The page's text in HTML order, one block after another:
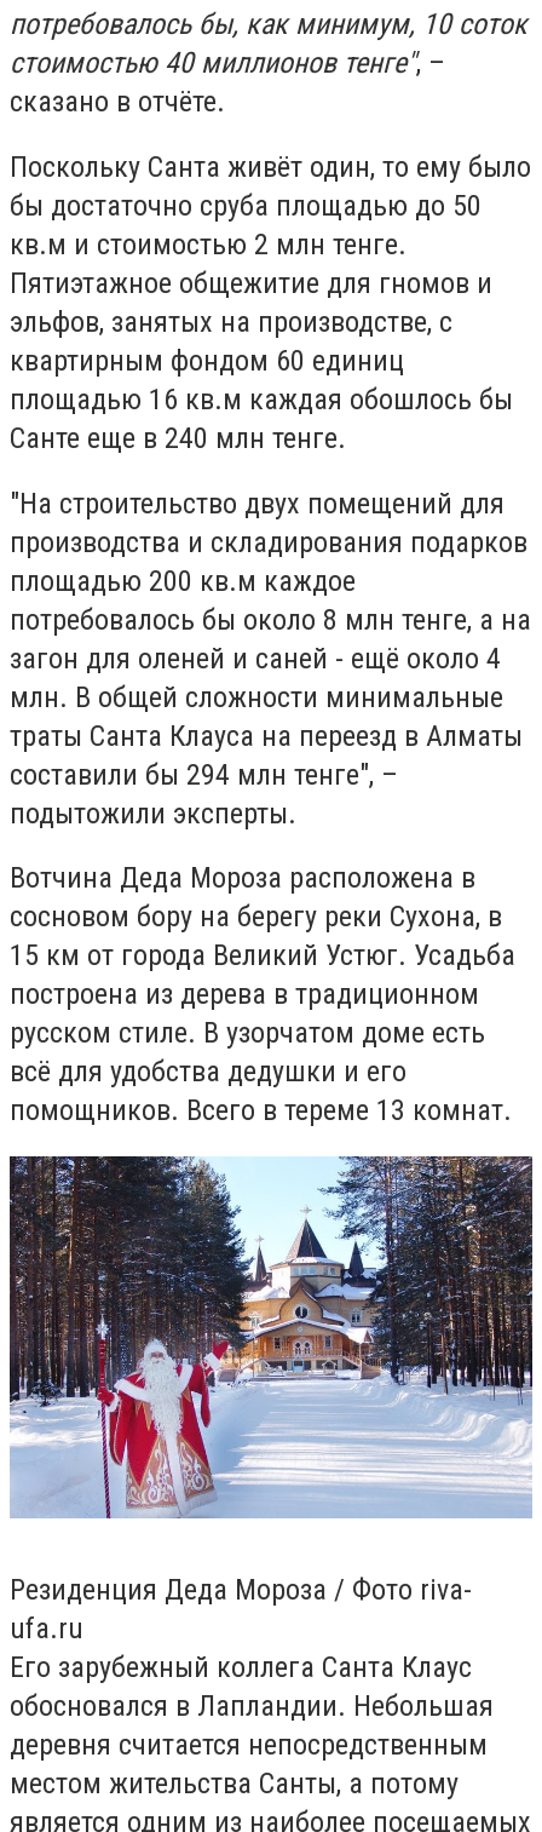
потребовалось бы, как минимум, 10 соток
стоимостью 40 миллионов тенге", –
сказано в отчёте.
Поскольку Санта живёт один, то ему было
бы достаточно сруба площадью до 50
кв.м и стоимостью 2 млн тенге.
Пятиэтажное общежитие для гномов и
эльфов, занятых на производстве, с
квартирным фондом 60 единиц
площадью 16 кв.м каждая обошлось бы
Санте еще в 240 млн тенге.
"На строительство двух помещений для
производства и складирования подарков
площадью 200 кв.м каждое
потребовалось бы около 8 млн тенге, а на
загон для оленей и саней - ещё около 4
млн. В общей сложности минимальные
траты Санта Клауса на переезд в Алматы
составили бы 294 млн тенге", –
подытожили эксперты.
Вотчина Деда Мороза расположена в
сосновом бору на берегу реки Сухона, в
15 км от города Великий Устюг. Усадьба
построена из дерева в традиционном
русском стиле. В узорчатом доме есть
всё для удобства дедушки и его
помощников. Всего в тереме 13 комнат.
Резиденция Деда Мороза / Фото riva-
ufa.ru
Его зарубежный коллега Санта Клаус
обосновался в Лапландии. Небольшая
деревня считается непосредственным
местом жительства Санты, а потому
является одним из наиболее посещаемых